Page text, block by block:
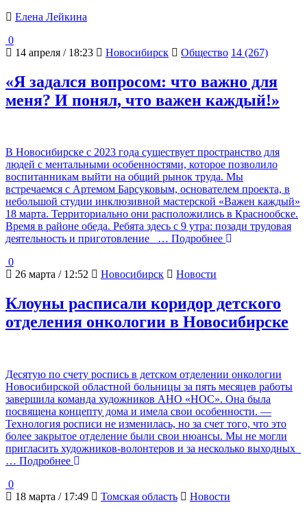
Елена Лейкина
0
14 апреля / 18:23
Новосибирск Общество 14 (267)
«Я задался вопросом: что важно для
меня? И понял, что важен каждый!»
В Новосибирске с 2023 года существует пространство для
людей с ментальными особенностями, которое позволило
воспитанникам выйти на общий рынок труда. Мы
встречаемся с Артемом Барсуковым, основателем проекта, в
небольшой студии инклюзивной мастерской «Важен каждый»
18 марта. Территориально они расположились в Краснообске.
Время в районе обеда. Ребята здесь с 9 утра: позади трудовая
деятельность и приготовление
… Подробнее
0
26 марта / 12:52
Новосибирск Новости
Клоуны расписали коридор детского
отделения онкологии в Новосибирске
Десятую по счету роспись в детском отделении онкологии
Новосибирской областной больницы за пять месяцев работы
завершила команда художников АНО «НОС». Она была
посвящена концепту дома и имела свои особенности. —
Технология росписи не изменилась, но за счет того, что это
более закрытое отделение были свои нюансы. Мы не могли
пригласить художников-волонтеров и за несколько выходных
… Подробнее
0
18 марта / 17:49
Томская область Новости